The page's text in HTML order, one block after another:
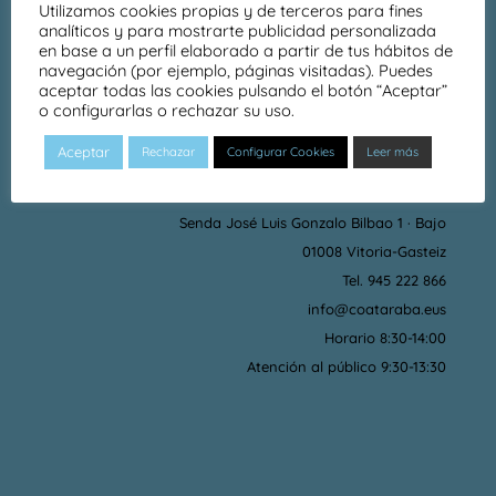
USO
DÓNDE ESTAMOS
Senda José Luis Gonzalo Bilbao 1 · Bajo
01008 Vitoria-Gasteiz
Tel. 945 222 866
info@coataraba.eus
Horario 8:30-14:00
Atención al público 9:30-13:30
Utilizamos cookies propias y de terceros para fines
analíticos y para mostrarte publicidad personalizada
en base a un perfil elaborado a partir de tus hábitos de
navegación (por ejemplo, páginas visitadas). Puedes
aceptar todas las cookies pulsando el botón “Aceptar”
o configurarlas o rechazar su uso.
Aceptar Rechazar Configurar Cookies Leer más